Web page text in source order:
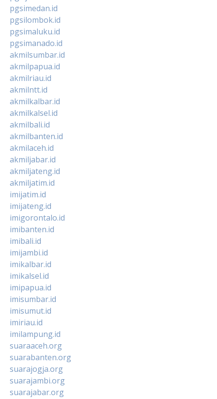
pgsimedan.id
pgsilombok.id
pgsimaluku.id
pgsimanado.id
akmilsumbar.id
akmilpapua.id
akmilriau.id
akmilntt.id
akmilkalbar.id
akmilkalsel.id
akmilbali.id
akmilbanten.id
akmilaceh.id
akmiljabar.id
akmiljateng.id
akmiljatim.id
imijatim.id
imijateng.id
imigorontalo.id
imibanten.id
imibali.id
imijambi.id
imikalbar.id
imikalsel.id
imipapua.id
imisumbar.id
imisumut.id
imiriau.id
imilampung.id
suaraaceh.org
suarabanten.org
suarajogja.org
suarajambi.org
suarajabar.org